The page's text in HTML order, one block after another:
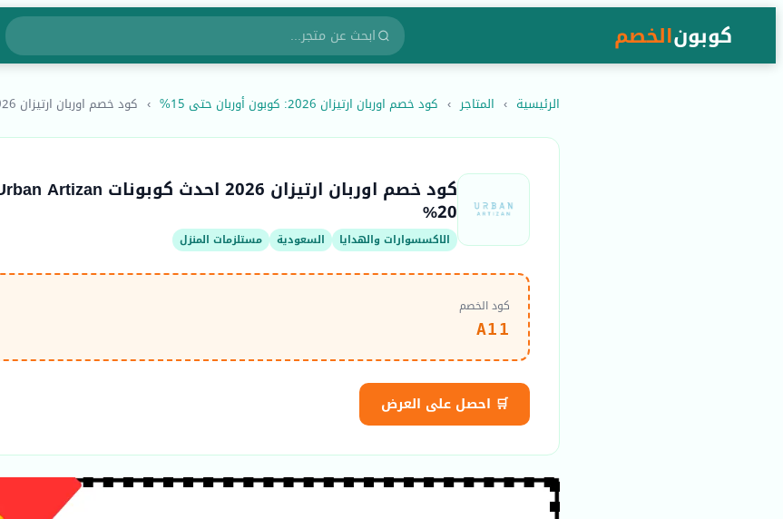
كوبونالخصم
الرئيسية › المتاجر › كود خصم اوربان ارتيزان 2026: كوبون أوربان حتى 15% › كود خصم اوربان ارتيزان 2026 احدث...
20%
الاكسسوارات والهدايا السعودية مستلزمات المنزل
كود الخصم
A11
🛒 احصل على العرض